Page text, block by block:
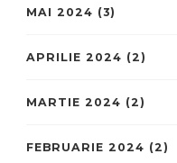
MAI 2024 (3)
APRILIE 2024 (2)
MARTIE 2024 (2)
FEBRUARIE 2024 (2)